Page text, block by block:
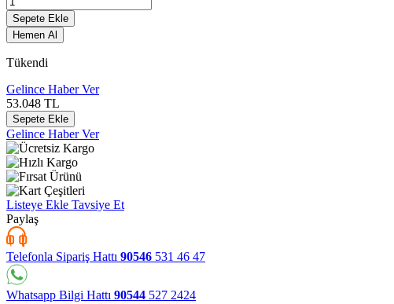
Sepete Ekle
Hemen Al
Tükendi
Gelince Haber Ver
53.048 TL
Sepete Ekle
Gelince Haber Ver
Listeye Ekle Tavsiye Et
Paylaş
Telefonla Sipariş Hattı 90546 531 46 47
Whatsapp Bilgi Hattı 90544 527 2424